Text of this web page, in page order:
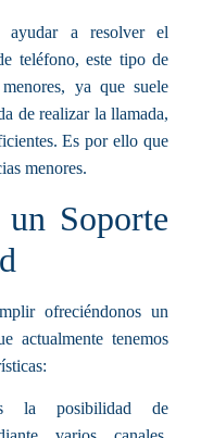
a resolver el
teléfono, este tipo de
ya que suele
de realizar la llamada,
Es por ello que
menores.
un Soporte
ofreciéndonos un
actualmente tenemos
la posibilidad de